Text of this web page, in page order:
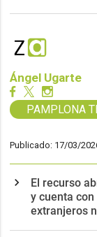
Ángel Ugarte
PAMPLONA
Publicado: 17/03/
El recurso
y cuenta
extranjeros